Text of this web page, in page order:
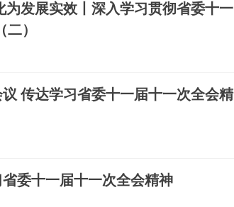
发展实效丨深入学习贯彻省委十一
）
传达学习省委十一届十一次全会精
委十一届十一次全会精神